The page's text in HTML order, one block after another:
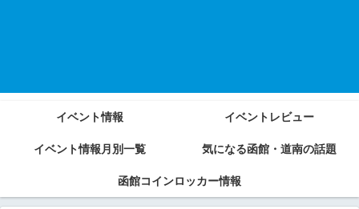
イベント情報 イベントレビュー
イベント情報月別一覧 気になる函館・道南の話題
函館コインロッカー情報